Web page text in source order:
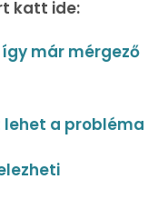
katt ide:
már mérgező
lehet a probléma